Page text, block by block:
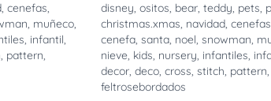
, cenefas,
, muñeco,
, infantil,
, pattern,
disney, ositos, bear, teddy, pets,
christmas.xmas, navidad, cenefas
cenefa, santa, noel, snowman,
nieve, kids, nursery, infantiles,
decor, deco, cross, stitch, pattern,
feltrosebordados